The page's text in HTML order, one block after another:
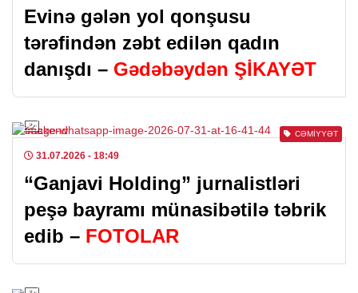
Evinə gələn yol qonşusu
tərəfindən zəbt edilən qadın
danışdı – Gədəbəydən ŞİKAYƏT
CƏMIYYƏT
31.07.2026 - 18:49
“Ganjavi Holding” jurnalistləri
peşə bayramı münasibətilə təbrik
edib – FOTOLAR